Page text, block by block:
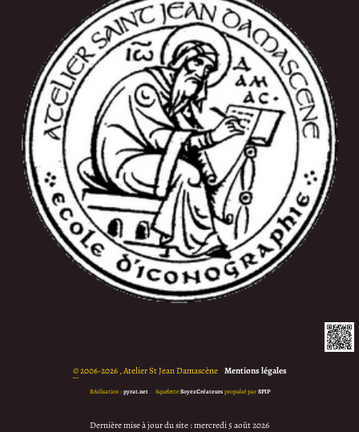
©2006-2026 , Atelier St Jean Damascène • Mentions légales
Réalisation :pyrat.net • SqueletteSoyezCréateurspropulsé parSPIP
Dernière mise à jour du site : mercredi 5 août 2026